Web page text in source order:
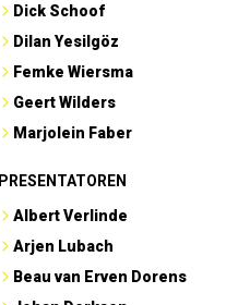
Dick Schoof
Dilan Yesilgöz
Femke Wiersma
Geert Wilders
Marjolein Faber
PRESENTATOREN
Albert Verlinde
Arjen Lubach
Beau van Erven Dorens